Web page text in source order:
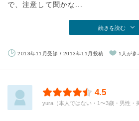
で、注意して聞かな...
続きを読む
2013年11月受診 / 2013年11月投稿 1人が参
4.5
yura（本人ではない・1〜3歳・男性・